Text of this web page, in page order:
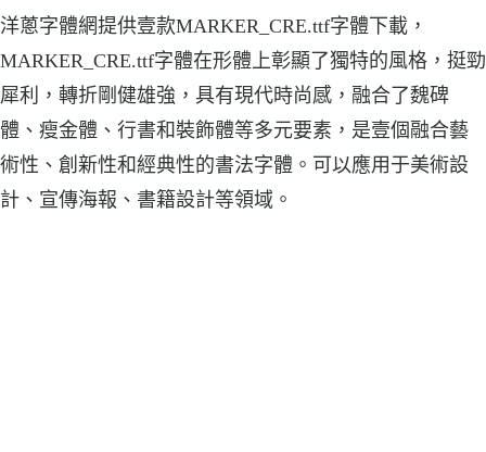
洋蔥字體網提供壹款MARKER_CRE.ttf字體下載，
MARKER_CRE.ttf字體在形體上彰顯了獨特的風格，挺勁
犀利，轉折剛健雄強，具有現代時尚感，融合了魏碑
體、瘦金體、行書和裝飾體等多元要素，是壹個融合藝
術性、創新性和經典性的書法字體。可以應用于美術設
計、宣傳海報、書籍設計等領域。